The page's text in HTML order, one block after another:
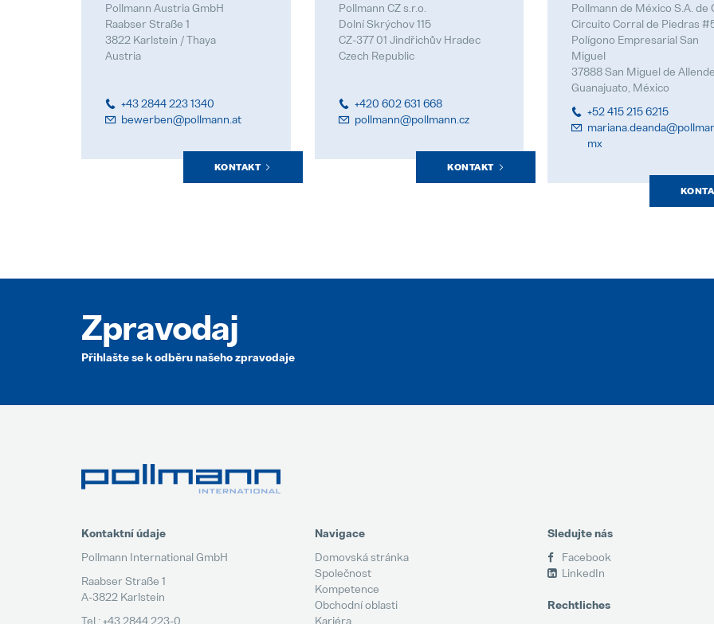
Pollmann Austria GmbH
Raabser Straße 1
3822 Karlstein / Thaya
Austria
+43 2844 223 1340
bewerben@pollmann.at
KONTAKT
Pollmann CZ s.r.o.
Dolní Skrýchov 115
CZ-377 01 Jindřichův Hradec
Czech Republic
+420 602 631 668
pollmann@pollmann.cz
KONTAKT
Pollmann de México S.A. de
Circuito Corral de Piedras
Polígono Empresarial San
Miguel
37888 San Miguel de Allende
Guanajuato, México
+52 415 215 6215
mx
Zpravodaj
Přihlašte se k odběru našeho zpravodaje
Kontaktní údaje
Pollmann International GmbH
Raabser Straße 1
A-3822 Karlstein
Tel.: +43 2844 223-0
Navigace
Domovská stránka
Společnost
Kompetence
Obchodní oblasti
Kariéra
Sledujte nás
Facebook
LinkedIn
Rechtliches